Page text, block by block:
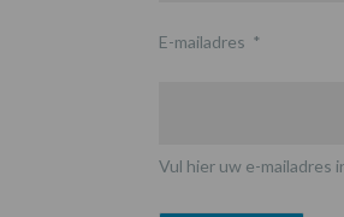
E-mailadres *
Vul hier uw e-mailadres